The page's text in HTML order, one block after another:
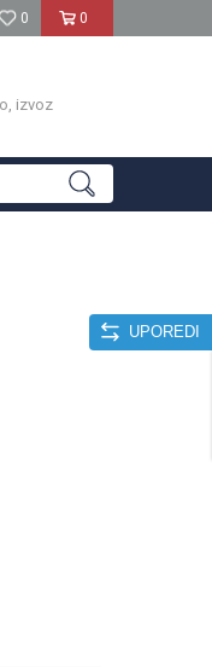
0
0
izvoz
UPOREDI